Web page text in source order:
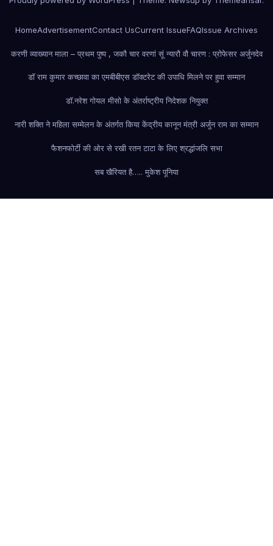
HomeAdvertisementContact UsCurrent IssueFAQIssue Archives
करणी व्याख्यान माला – प्रथम पुष्प , जकौ चार वरणां सूं न्यारौ वौ चारण : प्रोफेसर अर्जुनदेव
डॉ राम कुमार कच्छावा का एमबीबीएस डॉक्टरेट की उपाधि मिलने पर हुवा सम्मान
डॉ.नरेश गोयल मीसो के अंतर्राष्ट्रीय निदेशक नियुक्त
नारी शक्ति ने महिला सम्मेलन के अंतर्गत किया केंद्रीय कानून मंत्री अर्जुन राम का सम्मान
फैशनफोर्टी की ओर से रखी रतन टाटा के लिए श्रद्धांजलि सभा
सब खैरियत है….. मुकेश पूनिया